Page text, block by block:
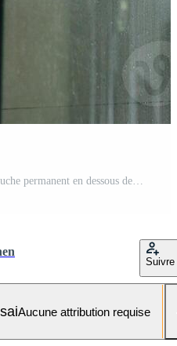
Beau Jeune homme prise une douche permanent en dessous de chute l'eau gouttes la lessive nu corps et tête dans moderne salle de bains à maison. Masculin modèle Photo Pro
Suivre
Aucune attribution requise